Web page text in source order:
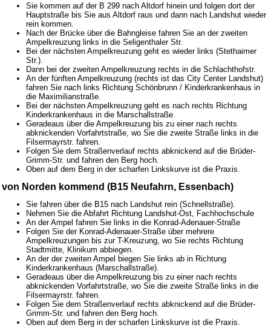
Sie kommen auf der B 299 nach Altdorf hinein und folgen dort der
Hauptstraße bis Sie aus Altdorf raus und dann nach Landshut wieder
rein kommen.
Nach der Brücke über die Bahngleise fahren Sie an der zweiten
Ampelkreuzung links in die Seligenthaler Str.
Bei der nächsten Ampelkreuzung geht es wieder links (Stethaimer
Str.).
Dann bei der zweiten Ampelkreuzung rechts in die Schlachthofstr.
An der fünften Ampelkreuzung (rechts ist das City Center Landshut)
fahren Sie nach links Richtung Schönbrunn / Kinderkrankenhaus in
die Maximilianstraße.
Bei der nächsten Ampelkreuzung geht es nach rechts Richtung
Kinderkrankenhaus in die Marschallstraße.
Geradeaus über die Ampelkreuzung bis zu einer nach rechts
abknickenden Vorfahrtstraße, wo Sie die zweite Straße links in die
Filsermayrstr. fahren.
Folgen Sie dem Straßenverlauf rechts abknickend auf die Brüder-
Grimm-Str. und fahren den Berg hoch.
Oben auf dem Berg in der scharfen Linkskurve ist die Praxis.
von Norden kommend (B15 Neufahrn, Essenbach)
Sie fahren über die B15 nach Landshut rein (Schnellstraße).
Nehmen Sie die Abfahrt Richtung Landshut-Ost, Fachhochschule
An der Ampel fahren Sie links in die Konrad-Adenauer-Straße
Folgen Sie der Konrad-Adenauer-Straße über mehrere
Ampelkreuzungen bis zur T-Kreuzung, wo Sie rechts Richtung
Stadtmitte, Klinikum abbiegen.
An der der zweiten Ampel biegen Sie links ab in Richtung
Kinderkrankenhaus (Marschallstraße).
Geradeaus über die Ampelkreuzung bis zu einer nach rechts
abknickenden Vorfahrtstraße, wo Sie die zweite Straße links in die
Filsermayrstr. fahren.
Folgen Sie dem Straßenverlauf rechts abknickend auf die Brüder-
Grimm-Str. und fahren den Berg hoch.
Oben auf dem Berg in der scharfen Linkskurve ist die Praxis.